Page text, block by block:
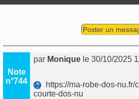
Poster un
Note
n°744
par Monique le 30/10/2025
https://ma-robe-dos-nu.fr/
courte-dos-nu